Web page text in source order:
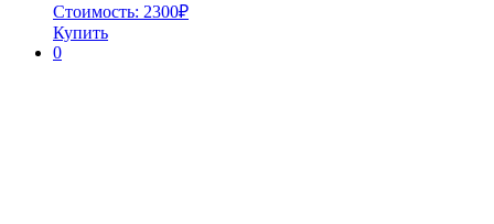
Стоимость: 2300₽
Купить
0